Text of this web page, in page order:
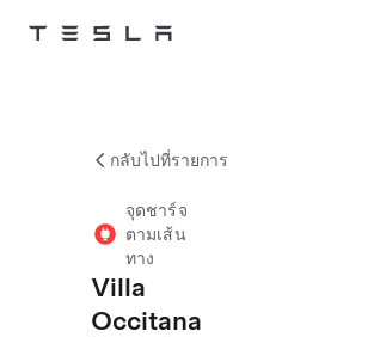
Tesla
กลับไปที่รายการ
จุดชาร์จ
ตามเส้น
ทาง
Villa
Occitana